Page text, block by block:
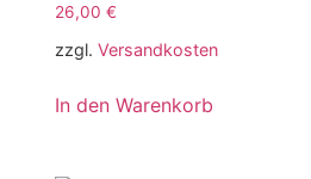
26,00 €
zzgl. Versandkosten
In den Warenkorb